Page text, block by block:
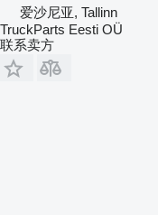
爱沙尼亚, Tallinn
TruckParts Eesti OÜ
联系卖方